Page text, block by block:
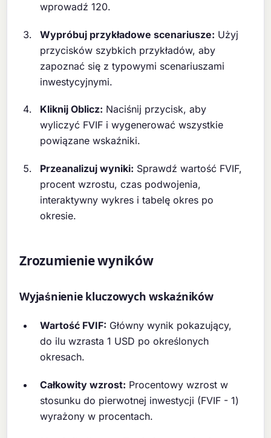
wprowadź 120.
Wypróbuj przykładowe scenariusze: Użyj
przycisków szybkich przykładów, aby
zapoznać się z typowymi scenariuszami
inwestycyjnymi.
Kliknij Oblicz: Naciśnij przycisk, aby
wyliczyć FVIF i wygenerować wszystkie
powiązane wskaźniki.
Przeanalizuj wyniki: Sprawdź wartość FVIF,
procent wzrostu, czas podwojenia,
interaktywny wykres i tabelę okres po
okresie.
Zrozumienie wyników
Wyjaśnienie kluczowych wskaźników
Wartość FVIF: Główny wynik pokazujący,
do ilu wzrasta 1 USD po określonych
okresach.
Całkowity wzrost: Procentowy wzrost w
stosunku do pierwotnej inwestycji (FVIF - 1)
wyrażony w procentach.